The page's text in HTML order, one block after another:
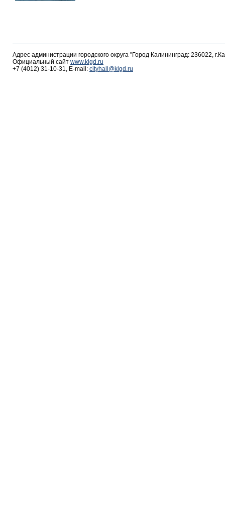
Адрес администрации городского округа "Город Калининград: 236022,
Официальный сайт www.klgd.ru
+7 (4012) 31-10-31, E-mail: cityhall@klgd.ru